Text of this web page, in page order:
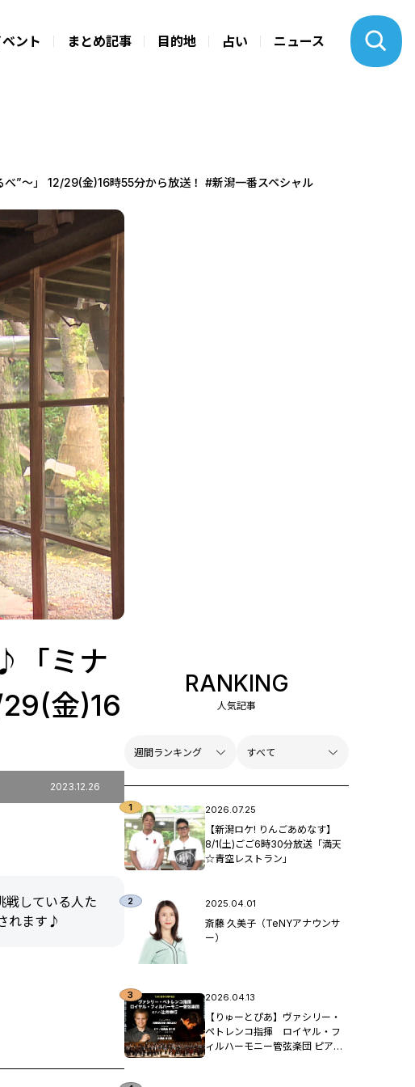
ント まとめ記事 目的地 占い ニュース
”～」 12/29(金)16時55分から放送！ #新潟一番スペシャル
「ミナ
金)16
2023.12.26
戦している人た
れます♪
RANKING
人気記事
2026.07.25
【新潟ロケ! りんごあめなす】
8/1(土)ごご6時30分放送「満天
☆青空レストラン」
2025.04.01
斎藤 久美子（TeNYアナウンサ
ー）
2026.04.13
【りゅーとぴあ】ヴァシリー・
ペトレンコ指揮 ロイヤル・フ
ィルハーモニー管弦楽団 ピア